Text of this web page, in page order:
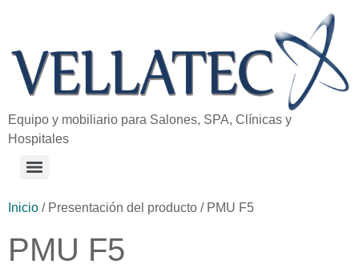
Equipo y mobiliario para Salones, SPA, Clínicas y
Hospitales
Inicio / Presentación del producto / PMU F5
PMU F5